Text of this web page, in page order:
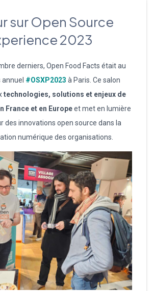
sur Open Source
2023
derniers, Open Food Facts était au
#OSXP2023 à Paris. Ce salon
technologies, solutions et enjeux de
France et en Europeet met en lumière
des innovations open source dans la
numérique des organisations.